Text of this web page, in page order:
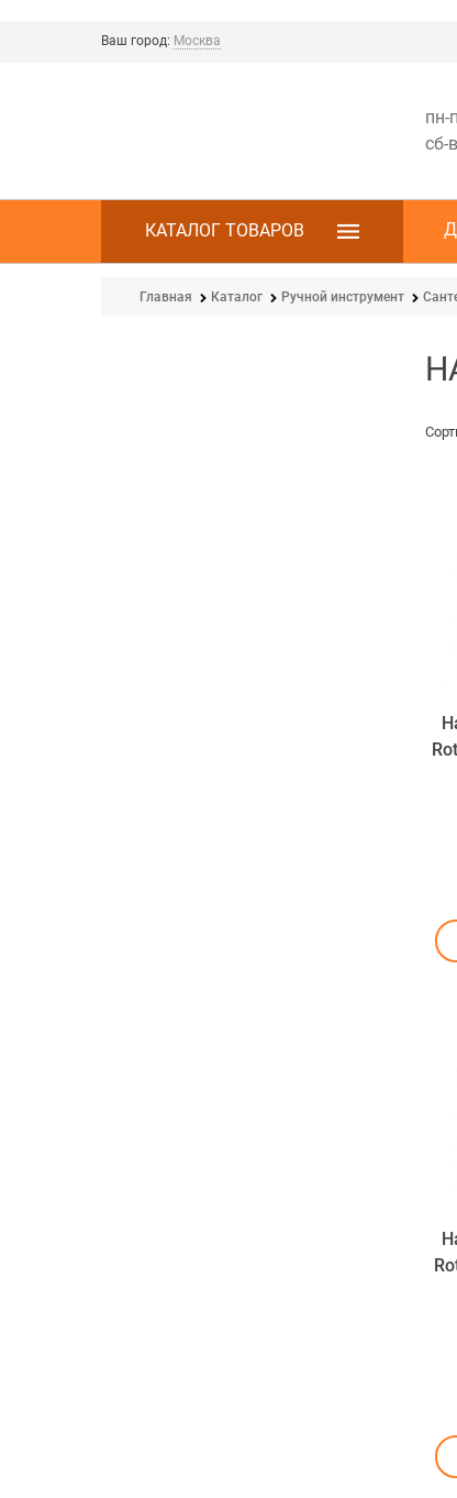
Ваш город: Москва
пн-
сб-
КАТАЛОГ ТОВАРОВ
Главная Каталог Ручной инструмент